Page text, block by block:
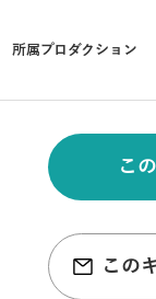
所属プロダクション
こ
この